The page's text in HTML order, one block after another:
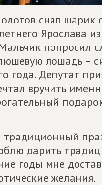
снял шарик с
Ярослава
попросил
лошадь –
года. Депутат
вручить
традиционный
дарить
годы мне
желания.